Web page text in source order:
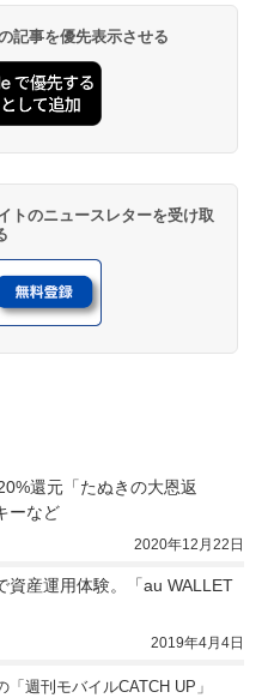
記事を優先表示させる
トのニュースレターを受け取
還元「たぬきの大恩返
ーなど
2020年12月22日
資産運用体験。「au WALLET
2019年4月4日
「週刊モバイルCATCH UP」